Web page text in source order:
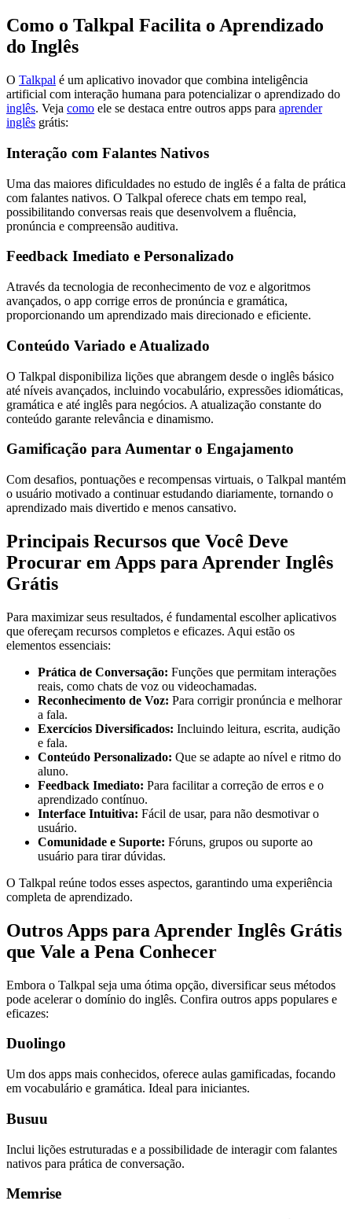
Como o Talkpal Facilita o Aprendizado
do Inglês
O Talkpal é um aplicativo inovador que combina inteligência
artificial com interação humana para potencializar o aprendizado do
inglês. Veja como ele se destaca entre outros apps para aprender
inglês grátis:
Interação com Falantes Nativos
Uma das maiores dificuldades no estudo de inglês é a falta de prática
com falantes nativos. O Talkpal oferece chats em tempo real,
possibilitando conversas reais que desenvolvem a fluência,
pronúncia e compreensão auditiva.
Feedback Imediato e Personalizado
Através da tecnologia de reconhecimento de voz e algoritmos
avançados, o app corrige erros de pronúncia e gramática,
proporcionando um aprendizado mais direcionado e eficiente.
Conteúdo Variado e Atualizado
O Talkpal disponibiliza lições que abrangem desde o inglês básico
até níveis avançados, incluindo vocabulário, expressões idiomáticas,
gramática e até inglês para negócios. A atualização constante do
conteúdo garante relevância e dinamismo.
Gamificação para Aumentar o Engajamento
Com desafios, pontuações e recompensas virtuais, o Talkpal mantém
o usuário motivado a continuar estudando diariamente, tornando o
aprendizado mais divertido e menos cansativo.
Principais Recursos que Você Deve
Procurar em Apps para Aprender Inglês
Grátis
Para maximizar seus resultados, é fundamental escolher aplicativos
que ofereçam recursos completos e eficazes. Aqui estão os
elementos essenciais:
Prática de Conversação: Funções que permitam interações
reais, como chats de voz ou videochamadas.
Reconhecimento de Voz: Para corrigir pronúncia e melhorar
a fala.
Exercícios Diversificados: Incluindo leitura, escrita, audição
e fala.
Conteúdo Personalizado: Que se adapte ao nível e ritmo do
aluno.
Feedback Imediato: Para facilitar a correção de erros e o
aprendizado contínuo.
Interface Intuitiva: Fácil de usar, para não desmotivar o
usuário.
Comunidade e Suporte: Fóruns, grupos ou suporte ao
usuário para tirar dúvidas.
O Talkpal reúne todos esses aspectos, garantindo uma experiência
completa de aprendizado.
Outros Apps para Aprender Inglês Grátis
que Vale a Pena Conhecer
Embora o Talkpal seja uma ótima opção, diversificar seus métodos
pode acelerar o domínio do inglês. Confira outros apps populares e
eficazes:
Duolingo
Um dos apps mais conhecidos, oferece aulas gamificadas, focando
em vocabulário e gramática. Ideal para iniciantes.
Busuu
Inclui lições estruturadas e a possibilidade de interagir com falantes
nativos para prática de conversação.
Memrise